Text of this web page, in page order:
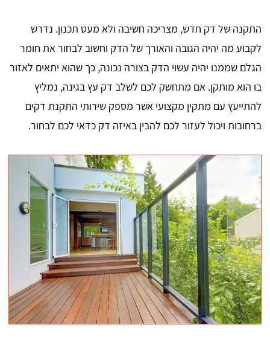
התקנה של דק חדש, מצריכה חשיבה ולא מעט תכנון. נדרש
לקבוע מה יהיה הגובה והאורך של הדק וחשוב לבחור את חומר
הגלם שממנו יהיה עשוי הדק בצורה נכונה, כך שהוא יתאים לאזור
בו הוא מותקן. אם מתחשק לכם לשלב דק עץ בגינה, נמליץ
להתייעץ עם מתקין מקצועי אשר מספק שירותי התקנת דקים
ברחובות ויכול לעזור לכם להבין באיזה דק כדאי לכם לבחור.